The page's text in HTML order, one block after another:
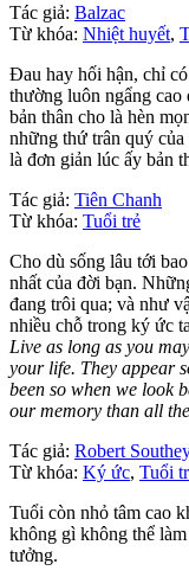
Tác giả: Balzac
Từ khóa: Nhiệt huyết,
Đau hay hối hận, chỉ
thường luôn ngẩng
bản thân cho là hèn
những thứ trân quý
là đơn giản lúc ấy bản
Tác giả: Tiên Chanh
Từ khóa: Tuổi trẻ
Cho dù sống lâu tới
nhất của đời bạn.
đang trôi qua; và như
nhiều chỗ trong ký ức
Live as long as you
your life. They appear
been so when we look
our memory than all
Tác giả: Robert
Từ khóa: Ký ức, Tuổi
Tuổi còn nhỏ tâm cao
không gì không thể
tưởng.